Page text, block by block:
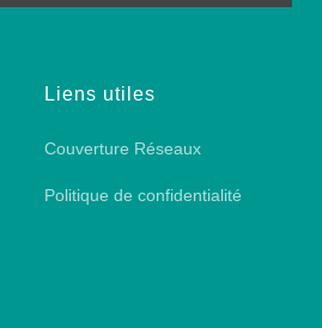
Liens utiles
Couverture Réseaux
Politique de confidentialité